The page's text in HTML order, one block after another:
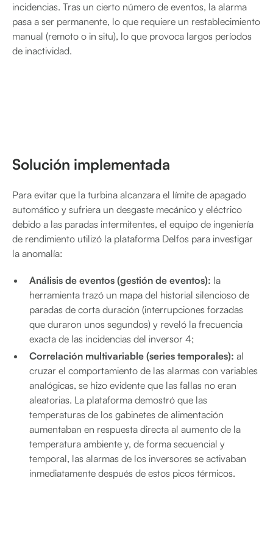
incidencias. Tras un cierto número de eventos, la alarma
pasa a ser permanente, lo que requiere un restablecimiento
manual (remoto o in situ), lo que provoca largos períodos
de inactividad.
Solución implementada
Para evitar que la turbina alcanzara el límite de apagado
automático y sufriera un desgaste mecánico y eléctrico
debido a las paradas intermitentes, el equipo de ingeniería
de rendimiento utilizó la plataforma Delfos para investigar
la anomalía:
Análisis de eventos (gestión de eventos): la
herramienta trazó un mapa del historial silencioso de
paradas de corta duración (interrupciones forzadas
que duraron unos segundos) y reveló la frecuencia
exacta de las incidencias del inversor 4;
Correlación multivariable (series temporales): al
cruzar el comportamiento de las alarmas con variables
analógicas, se hizo evidente que las fallas no eran
aleatorias. La plataforma demostró que las
temperaturas de los gabinetes de alimentación
aumentaban en respuesta directa al aumento de la
temperatura ambiente y, de forma secuencial y
temporal, las alarmas de los inversores se activaban
inmediatamente después de estos picos térmicos.